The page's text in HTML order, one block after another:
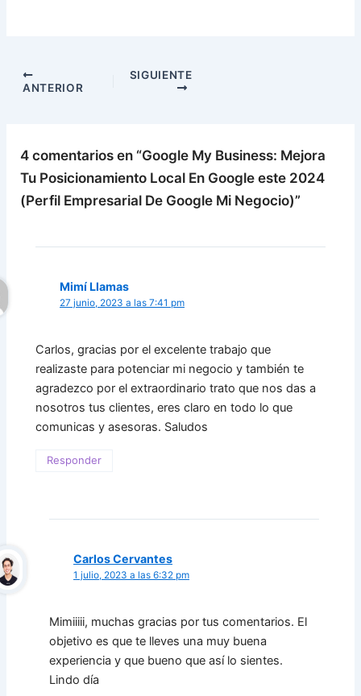
ANTERIOR
SIGUIENTE
4 comentarios en “Google My Business: Mejora
Tu Posicionamiento Local En Google este 2024
(Perfil Empresarial De Google Mi Negocio)”
Mimí Llamas
27 junio, 2023 a las 7:41 pm
Carlos, gracias por el excelente trabajo que
realizaste para potenciar mi negocio y también te
agradezco por el extraordinario trato que nos das a
nosotros tus clientes, eres claro en todo lo que
comunicas y asesoras. Saludos
Responder
Carlos Cervantes
1 julio, 2023 a las 6:32 pm
Mimiiiii, muchas gracias por tus comentarios. El
objetivo es que te lleves una muy buena
experiencia y que bueno que así lo sientes.
Lindo día